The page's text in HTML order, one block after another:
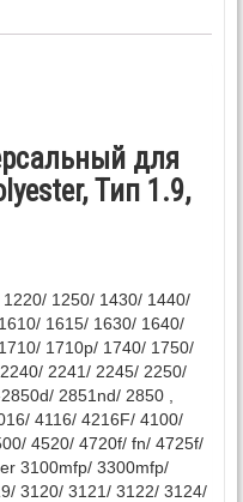
для
Тип 1.9,
1250/ 1430/ 1440/
1615/ 1630/ 1640/
1710p/ 1740/ 1750/
2241/ 2245/ 2250/
2851nd/ 2850 ,
4116/ 4216F/ 4100/
4520/ 4720f/ fn/ 4725f/
3100mfp/ 3300mfp/
3120/ 3121/ 3122/ 3124/